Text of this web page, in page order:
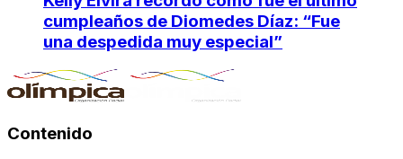
cumpleaños de Diomedes Díaz: “Fue
una despedida muy especial”
Contenido